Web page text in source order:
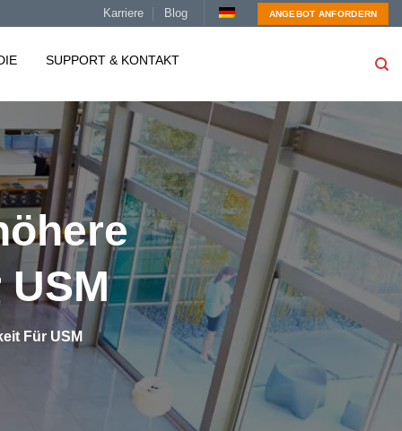
Karriere Blog ANGEBOT ANFORDERN
SUPPORT & KONTAKT
Für USM